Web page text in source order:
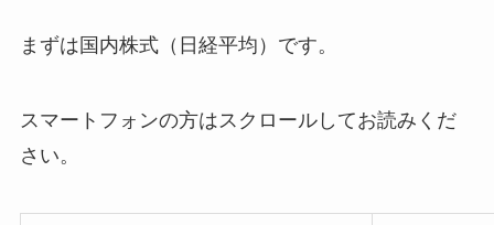
まずは国内株式（日経平均）です。
スマートフォンの方はスクロールしてお読みくだ
さい。